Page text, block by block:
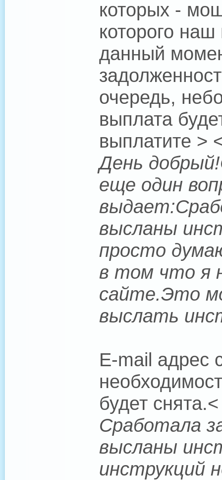
которых -
которого
данный
очередь,
выплата
выплатите >
День
еще один
высланы
просто
в том что я
сайте.Это
выслать
E-mail адрес
будет
Сработала
высланы
инструкций